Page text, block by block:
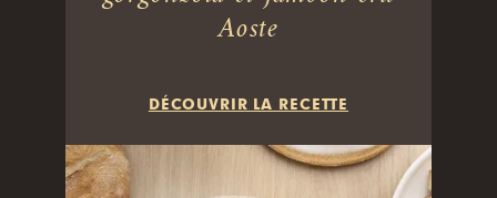
Aoste
DÉCOUVRIR LA RECETTE